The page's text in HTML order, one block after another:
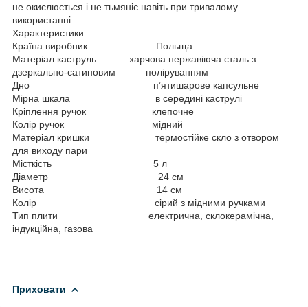
не окислюється і не тьмяніє навіть при тривалому
використанні.
Характеристики
Країна виробник Польща
Матеріал каструль харчова нержавіюча сталь з
дзеркально-сатиновим поліруванням
Дно п’ятишарове капсульне
Мірна шкала в середині каструлі
Кріплення ручок клепочне
Колір ручок мідний
Матеріал кришки термостійке скло з отвором
для виходу пари
Місткість 5 л
Діаметр 24 см
Висота 14 см
Колір сірий з мідними ручками
Тип плити електрична, склокерамічна,
індукційна, газова
Приховати